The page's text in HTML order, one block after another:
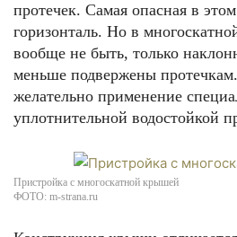
протечек. Самая опасная в
горизонталь. Но в
вообще не быть, только
меньше подвержены
желательно применение
уплотнительной водостойкой
Пристройка с многоскатной крышей
ФОТО: m-strana.ru